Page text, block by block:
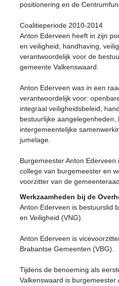
positionering en de
Coalitieperiode 2010-2014
Anton Ederveen heeft in zijn
en veiligheid, handhaving,
verantwoordelijk voor de
gemeente Valkenswaard.
Anton Ederveen was in een
verantwoordelijk voor:
integraal veiligheidsbeleid,
bestuurlijke aangelegenheden,
intergemeentelijke
jumelage.
Burgemeester Anton
college van burgemeester en
voorzitter van de
Werkzaamheden bij de
Anton Ederveen is bestuurslid
en Veiligheid (VNG).
Anton Ederveen is
Brabantse Gemeenten (VBG).
Tijdens de benoeming als
Valkenswaard is burgemeester